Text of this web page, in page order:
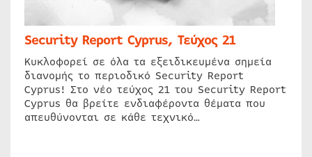
Security Report Cyprus, Τεύχος 21
Κυκλοφορεί σε όλα τα εξειδικευμένα σημεία
διανομής το περιοδικό Security Report
Cyprus! Στο νέο τεύχος 21 του Security Report
Cyprus θα βρείτε ενδιαφέροντα θέματα που
απευθύνονται σε κάθε τεχνικό…